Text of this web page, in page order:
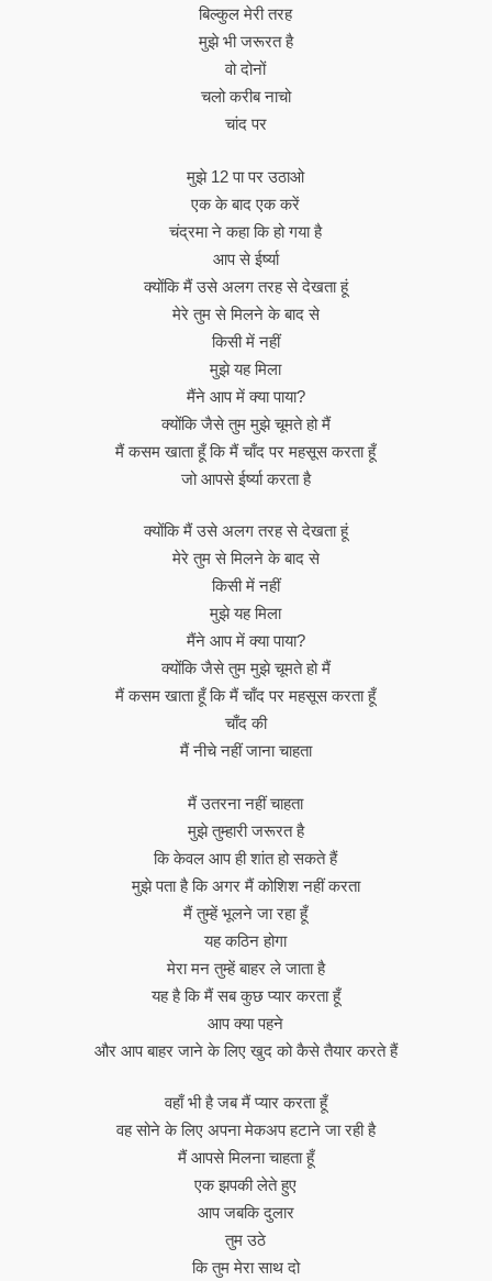
बिल्कुल मेरी तरह
मुझे भी जरूरत है
वो दोनों
चलो करीब नाचो
चांद पर
मुझे 12 पा पर उठाओ
एक के बाद एक करें
चंद्रमा ने कहा कि हो गया है
आप से ईर्ष्या
क्योंकि मैं उसे अलग तरह से देखता हूं
मेरे तुम से मिलने के बाद से
किसी में नहीं
मुझे यह मिला
मैंने आप में क्या पाया?
क्योंकि जैसे तुम मुझे चूमते हो मैं
मैं कसम खाता हूँ कि मैं चाँद पर महसूस करता हूँ
जो आपसे ईर्ष्या करता है
क्योंकि मैं उसे अलग तरह से देखता हूं
मेरे तुम से मिलने के बाद से
किसी में नहीं
मुझे यह मिला
मैंने आप में क्या पाया?
क्योंकि जैसे तुम मुझे चूमते हो मैं
मैं कसम खाता हूँ कि मैं चाँद पर महसूस करता हूँ
चाँद की
मैं नीचे नहीं जाना चाहता
मैं उतरना नहीं चाहता
मुझे तुम्हारी जरूरत है
कि केवल आप ही शांत हो सकते हैं
मुझे पता है कि अगर मैं कोशिश नहीं करता
मैं तुम्हें भूलने जा रहा हूँ
यह कठिन होगा
मेरा मन तुम्हें बाहर ले जाता है
यह है कि मैं सब कुछ प्यार करता हूँ
आप क्या पहने
और आप बाहर जाने के लिए खुद को कैसे तैयार करते हैं
वहाँ भी है जब मैं प्यार करता हूँ
वह सोने के लिए अपना मेकअप हटाने जा रही है
मैं आपसे मिलना चाहता हूँ
एक झपकी लेते हुए
आप जबकि दुलार
तुम उठे
कि तुम मेरा साथ दो